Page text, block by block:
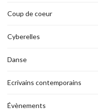
Coup de coeur
Cyberelles
Danse
Ecrivains contemporains
Évènements